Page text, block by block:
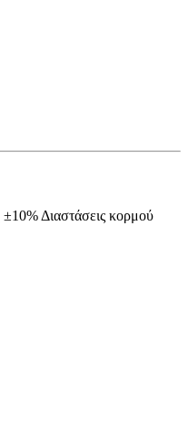
Διαστάσεις κορμού